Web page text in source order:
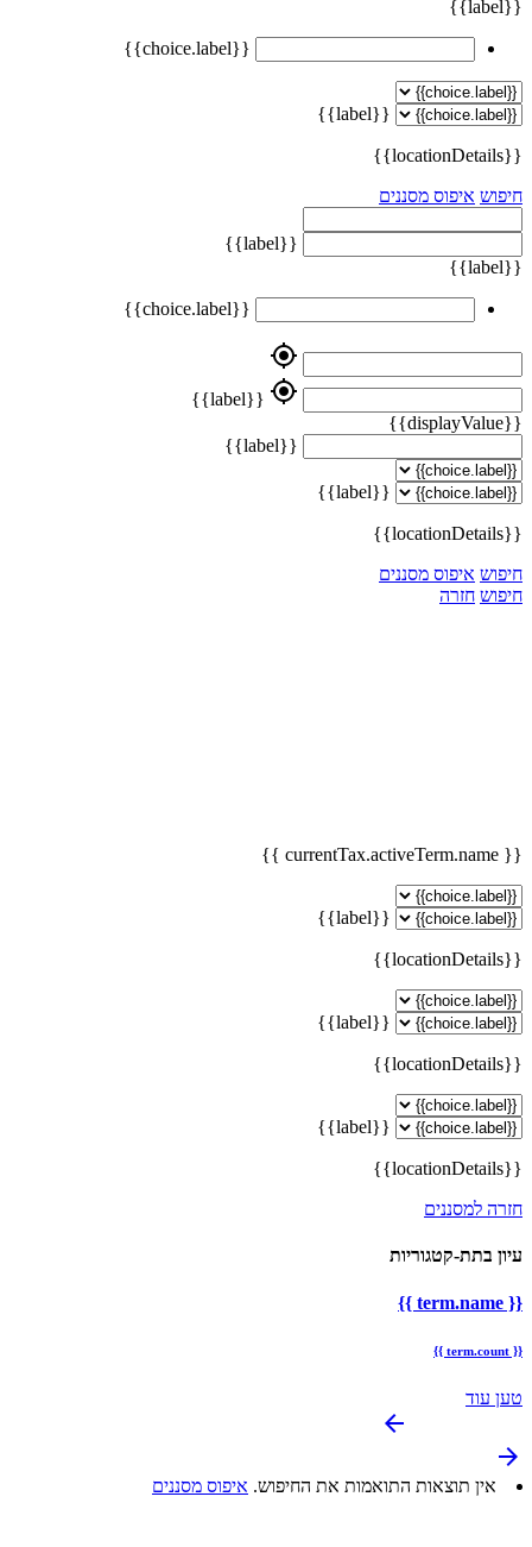
{{label}}
{{choice.label}}
{{label}}
{{locationDetails}}
חיפוש איפוס מסננים
{{label}}
{{label}}
{{choice.label}}
my_location
my_location
{{label}}
{{displayValue}}
{{label}}
{{label}}
{{locationDetails}}
חיפוש איפוס מסננים
חיפוש חזרה
{{ currentTax.activeTerm.name }}
{{label}}
{{locationDetails}}
{{label}}
{{locationDetails}}
{{label}}
{{locationDetails}}
חזרה למסננים
עיון בתת-קטגוריות
{{ term.name }}
{{ term.count }}
טען עוד
arrow_backward
arrow_forward
אין תוצאות התואמות את החיפוש. איפוס מסננים